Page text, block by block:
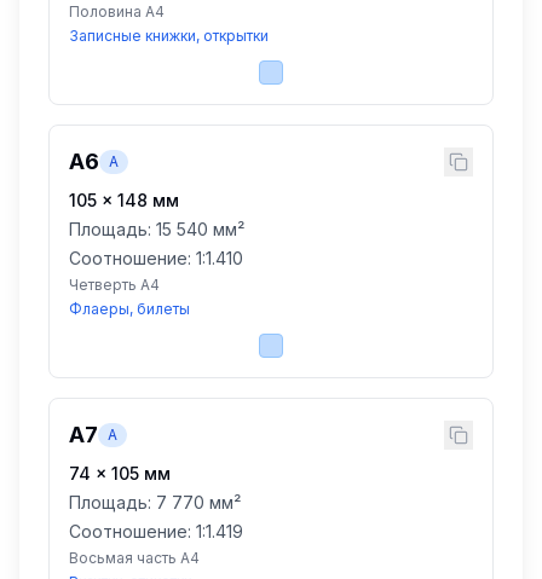
Половина A4
Записные книжки, открытки
A6 A
105 × 148 мм
Площадь: 15 540 мм²
Соотношение: 1:1.410
Четверть A4
Флаеры, билеты
A7 A
74 × 105 мм
Площадь: 7 770 мм²
Соотношение: 1:1.419
Восьмая часть A4